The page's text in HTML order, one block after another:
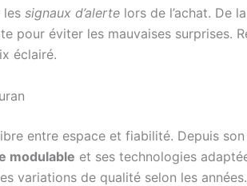
les signaux d’alerte lors de l’achat. De
pour éviter les mauvaises surprises.
éclairé.
entre espace et fiabilité. Depuis
modulable et ses technologies
variations de qualité selon les années.